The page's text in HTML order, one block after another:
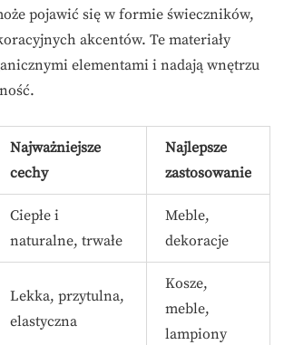
pojawić się w formie świeczników,
akcentów. Te materiały
elementami i nadają wnętrzu
Najważniejsze
cechy
Najlepsze
zastosowanie
Ciepłe i
naturalne, trwałe
Meble,
dekoracje
Lekka, przytulna,
elastyczna
Kosze,
meble,
lampiony